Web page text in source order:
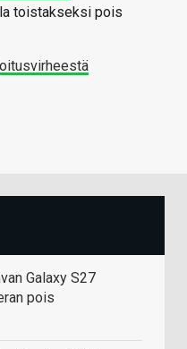
toistakseksi pois
Galaxy S27
pois